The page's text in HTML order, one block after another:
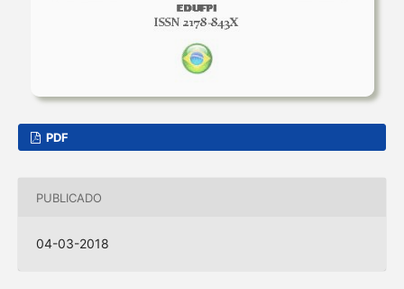
PDF
PUBLICADO
04-03-2018